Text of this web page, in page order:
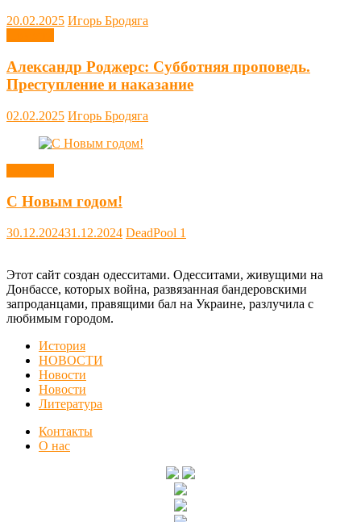
20.02.2025 Игорь Бродяга
Александр Роджерс: Субботняя проповедь.
Преступление и наказание
02.02.2025 Игорь Бродяга
С Новым годом!
30.12.202431.12.2024 DeadPool 1
Этот сайт создан одесситами. Одесситами, живущими на
Донбассе, которых война, развязанная бандеровскими
запроданцами, правящими бал на Украине, разлучила с
любимым городом.
История
НОВОСТИ
Новости
Новости
Литература
Контакты
О нас